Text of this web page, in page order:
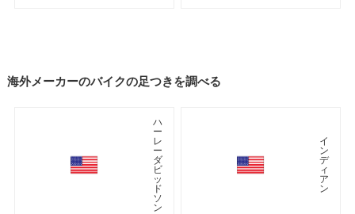
海外メーカーのバイクの足つきを調べる
ハ
ー
レ
ー
ダ
ビ
ッ
ド
ソ
ン
イ
ン
デ
ィ
ア
ン